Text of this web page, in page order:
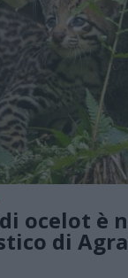
ocelot è
di